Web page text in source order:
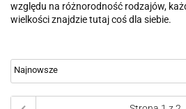
względu na różnorodność rodzajów,
wielkości znajdzie tutaj coś dla siebie.